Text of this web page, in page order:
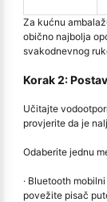
Za kućnu
obično najbolja
svakodnevnog
Korak 2:
Učitajte
provjerite da je
Odaberite jednu
· Bluetooth
povežite pisač